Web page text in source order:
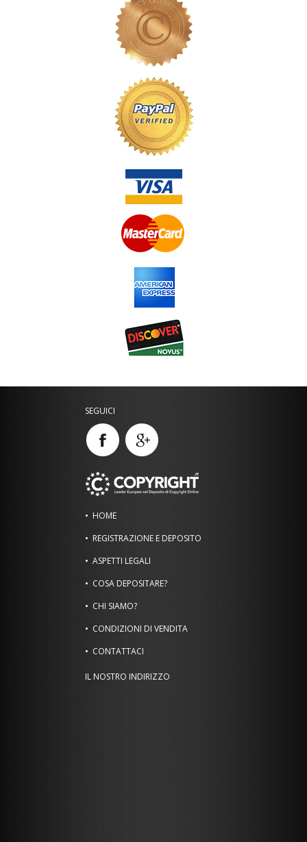
SEGUICI
HOME
REGISTRAZIONE E DEPOSITO
ASPETTI LEGALI
COSA DEPOSITARE?
CHI SIAMO?
CONDIZIONI DI VENDITA
CONTATTACI
IL NOSTRO INDIRIZZO